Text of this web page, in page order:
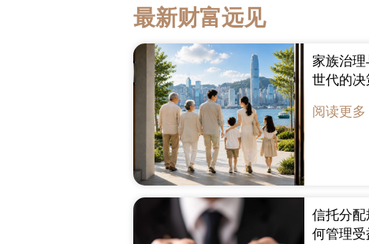
最新财富远见
家族治
世代的
阅读更多
信托分
何管理